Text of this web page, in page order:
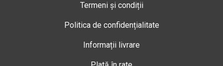
Termeni și condiții
Politica de confidențialitate
Informații livrare